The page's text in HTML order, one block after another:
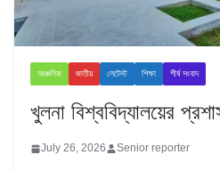
আঞ্চলিক জাতীয় লেটেস্ট শিক্ষা শীর্ষ সংবাদ
খুলনা বিশ্ববিদ্যালয়ের
July 26, 2026 Senior reporter